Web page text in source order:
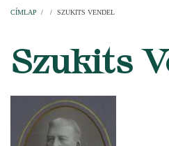
CÍMLAP / / SZUKITS VENDEL
Szukits